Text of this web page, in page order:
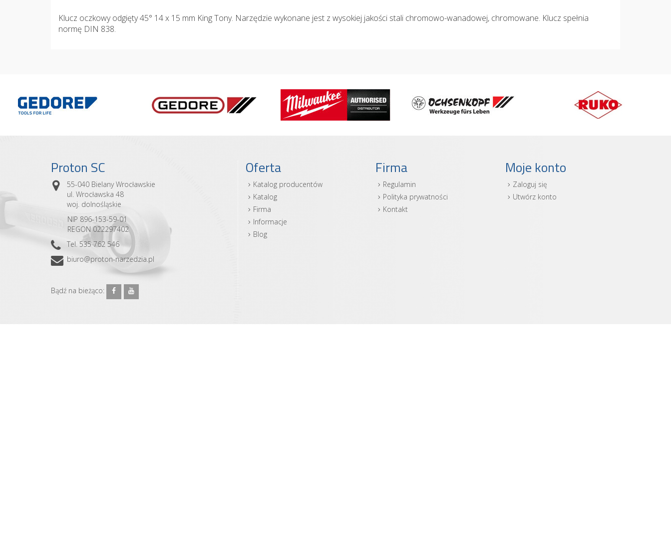
Klucz oczkowy odgięty 45° 14 x 15 mm King Tony. Narzędzie wykonane jest z wysokiej jakości stali chromowo-wanadowej, chromowane. Klucz spełnia
normę DIN 838.
Proton SC
55-040 Bielany Wrocławskie
ul. Wrocławska 48
woj. dolnośląskie
NIP 896-153-59-01
REGON 022297402
Tel. 535 762 546
biuro@proton-narzedzia.pl
Bądź na bieżąco:
Oferta
Katalog producentów
Katalog
Firma
Informacje
Blog
Firma
Regulamin
Polityka prywatności
Kontakt
Moje konto
Zaloguj się
Utwórz konto